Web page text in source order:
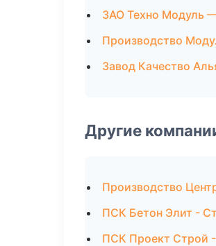
ЗАО Техно Модуль
Производство
Завод Качество
Другие
Производство
ПСК Бетон Элит -
ПСК Проект Строй -